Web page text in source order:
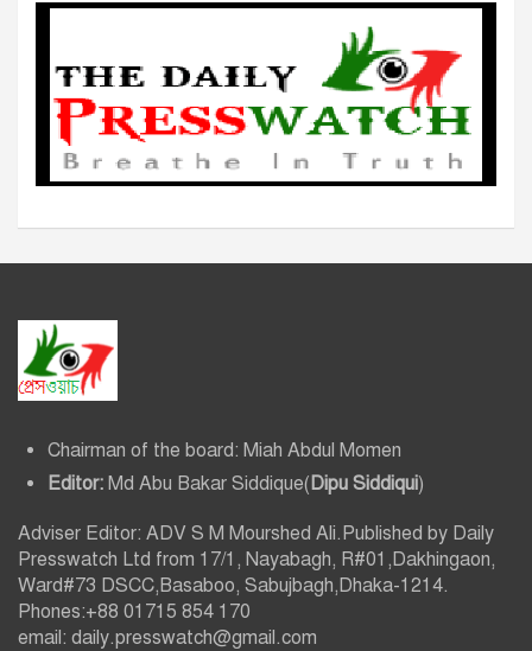
Chairman of the board: Miah Abdul Momen
Editor: Md Abu Bakar Siddique(Dipu Siddiqui)
Adviser Editor: ADV S M Mourshed Ali.Published by Daily
Presswatch Ltd from 17/1, Nayabagh, R#01,Dakhingaon,
Ward#73 DSCC,Basaboo, Sabujbagh,Dhaka-1214.
Phones:+88 01715 854 170
email: daily.presswatch@gmail.com